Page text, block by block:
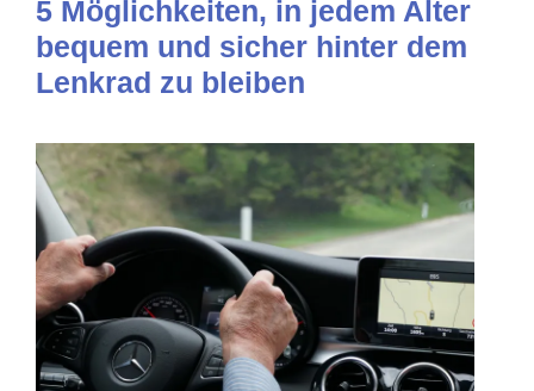
5 Möglichkeiten, in jedem Alter
bequem und sicher hinter dem
Lenkrad zu bleiben